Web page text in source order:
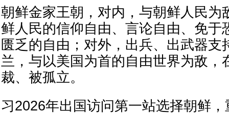
朝鲜金家王朝，对内，与朝鲜人民为
鲜人民的信仰自由、言论自由、免于
匮乏的自由；对外，出兵、出武器支
兰，与以美国为首的自由世界为敌，
裁、被孤立。
习2026年出国访问第一站选择朝鲜，